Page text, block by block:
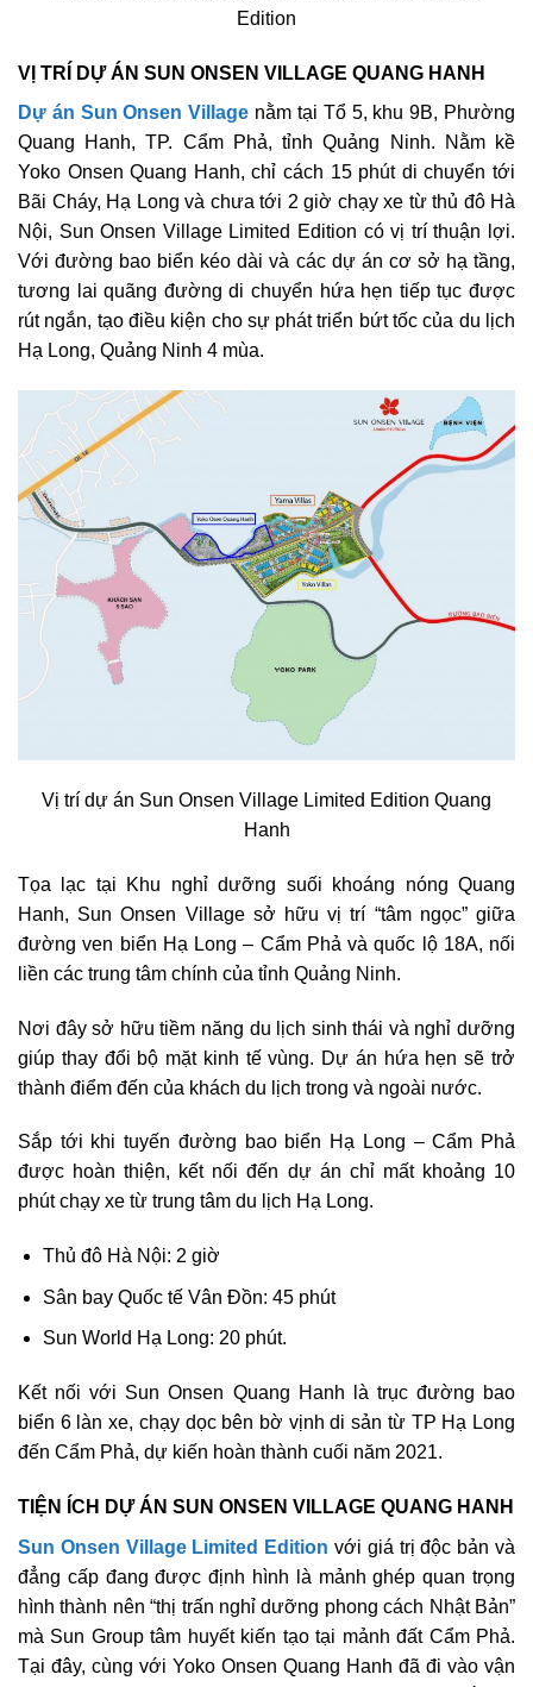
Edition
VỊ TRÍ DỰ ÁN SUN ONSEN VILLAGE QUANG HANH
Dự án Sun Onsen Village nằm tại Tổ 5, khu 9B, Phường
Quang Hanh, TP. Cẩm Phả, tỉnh Quảng Ninh. Nằm kề
Yoko Onsen Quang Hanh, chỉ cách 15 phút di chuyển tới
Bãi Cháy, Hạ Long và chưa tới 2 giờ chạy xe từ thủ đô Hà
Nội, Sun Onsen Village Limited Edition có vị trí thuận lợi.
Với đường bao biển kéo dài và các dự án cơ sở hạ tầng,
tương lai quãng đường di chuyển hứa hẹn tiếp tục được
rút ngắn, tạo điều kiện cho sự phát triển bứt tốc của du lịch
Hạ Long, Quảng Ninh 4 mùa.
Vị trí dự án Sun Onsen Village Limited Edition Quang
Hanh
Tọa lạc tại Khu nghỉ dưỡng suối khoáng nóng Quang
Hanh, Sun Onsen Village sở hữu vị trí “tâm ngọc” giữa
đường ven biển Hạ Long – Cẩm Phả và quốc lộ 18A, nối
liền các trung tâm chính của tỉnh Quảng Ninh.
Nơi đây sở hữu tiềm năng du lịch sinh thái và nghỉ dưỡng
giúp thay đổi bộ mặt kinh tế vùng. Dự án hứa hẹn sẽ trở
thành điểm đến của khách du lịch trong và ngoài nước.
Sắp tới khi tuyến đường bao biển Hạ Long – Cẩm Phả
được hoàn thiện, kết nối đến dự án chỉ mất khoảng 10
phút chạy xe từ trung tâm du lịch Hạ Long.
Thủ đô Hà Nội: 2 giờ
Sân bay Quốc tế Vân Đồn: 45 phút
Sun World Hạ Long: 20 phút.
Kết nối với Sun Onsen Quang Hanh là trục đường bao
biển 6 làn xe, chạy dọc bên bờ vịnh di sản từ TP Hạ Long
đến Cẩm Phả, dự kiến hoàn thành cuối năm 2021.
TIỆN ÍCH DỰ ÁN SUN ONSEN VILLAGE QUANG HANH
Sun Onsen Village Limited Edition với giá trị độc bản và
đẳng cấp đang được định hình là mảnh ghép quan trọng
hình thành nên “thị trấn nghỉ dưỡng phong cách Nhật Bản”
mà Sun Group tâm huyết kiến tạo tại mảnh đất Cẩm Phả.
Tại đây, cùng với Yoko Onsen Quang Hanh đã đi vào vận